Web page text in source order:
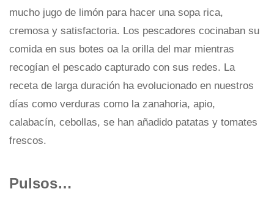
mucho jugo de limón para hacer una sopa rica,
cremosa y satisfactoria. Los pescadores cocinaban su
comida en sus botes oa la orilla del mar mientras
recogían el pescado capturado con sus redes. La
receta de larga duración ha evolucionado en nuestros
días como verduras como la zanahoria, apio,
calabacín, cebollas, se han añadido patatas y tomates
frescos.
Pulsos…